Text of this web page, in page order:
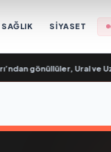
SAĞLIK SİYASET
gönüllüler, Ural ve